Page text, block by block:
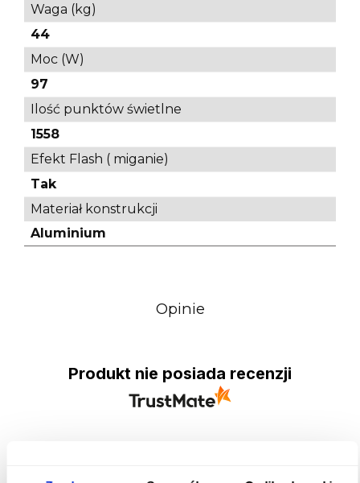
Waga (kg)
44
Moc (W)
97
Ilość punktów świetlne
1558
Efekt Flash ( miganie)
Tak
Materiał konstrukcji
Aluminium
Opinie
Produkt nie posiada recenzji